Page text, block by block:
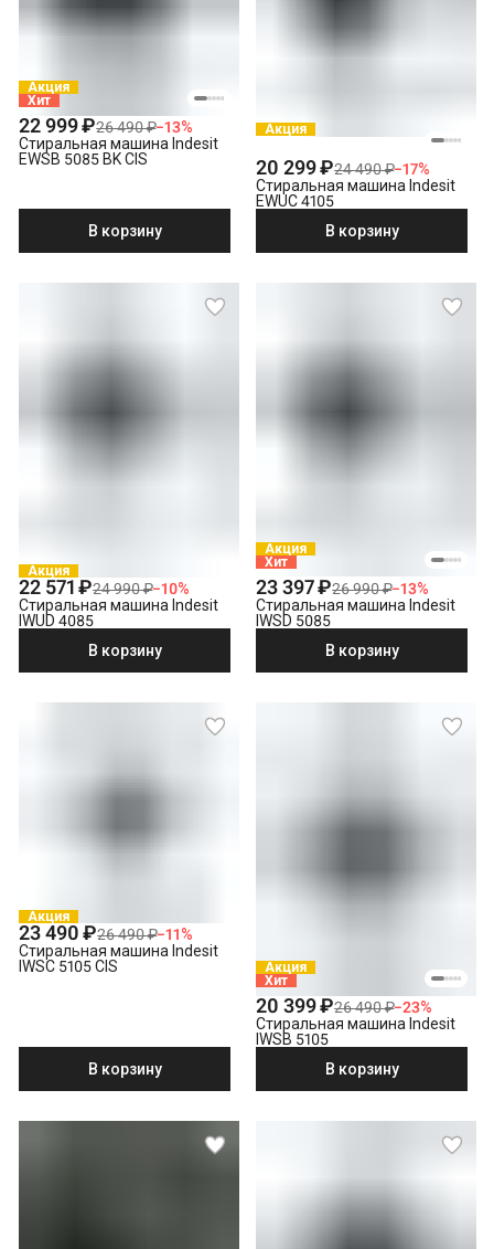
Акция
Хит
22 999 ₽26 490 ₽−13%
Стиральная машина Indesit
EWSB 5085 BK CIS
В корзину
Акция
20 299 ₽24 490 ₽−17%
Стиральная машина Indesit
EWUC 4105
В корзину
Акция
22 571 ₽24 990 ₽−10%
Стиральная машина Indesit
IWUD 4085
В корзину
Акция
Хит
23 397 ₽26 990 ₽−13%
Стиральная машина Indesit
IWSD 5085
В корзину
Акция
23 490 ₽26 490 ₽−11%
Стиральная машина Indesit
IWSC 5105 CIS
В корзину
Акция
Хит
20 399 ₽26 490 ₽−23%
Стиральная машина Indesit
IWSB 5105
В корзину